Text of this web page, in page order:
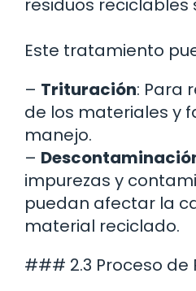
residuos
Este tratamiento
– Trituración: Para
de los materiales y
manejo.
–
impurezas y
puedan afectar la
material reciclado.
### 2.3 Proceso de